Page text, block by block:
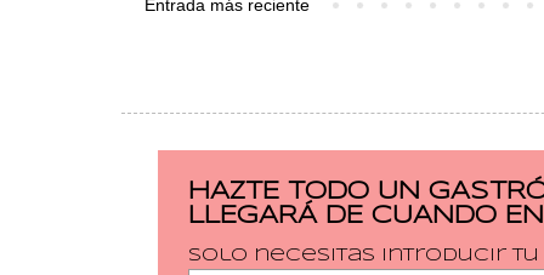
Entrada más reciente
HAZTE TODO UN
LLEGARÁ DE CUANDO
Solo necesitas introducir